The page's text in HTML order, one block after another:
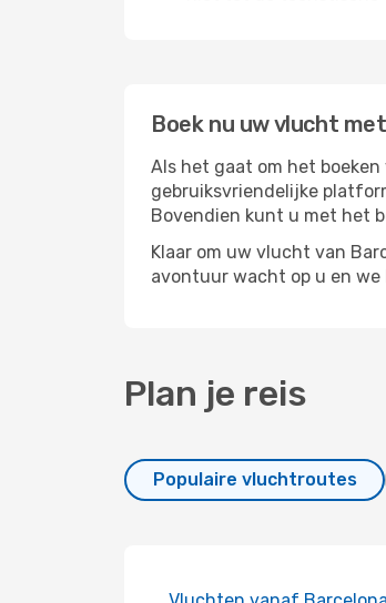
Boek nu uw vlucht
Als het gaat om het
gebruiksvriendelijke
Bovendien kunt u met het
Klaar om uw vlucht van
avontuur wacht op u en
Plan je reis
Populaire vluchtroutes